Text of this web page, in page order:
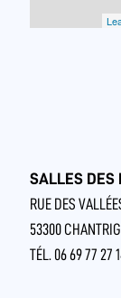
SALLES DES
RUE DES
53300
TÉL. 06 69 77 27